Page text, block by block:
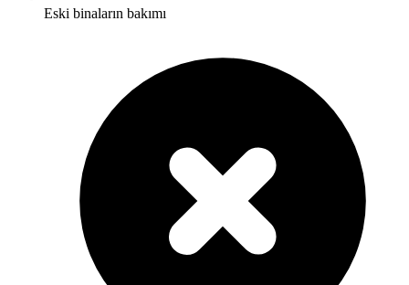
Eski binaların bakımı